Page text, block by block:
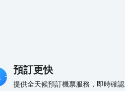
預訂更快
提供全天候預訂機票服務，即時確認